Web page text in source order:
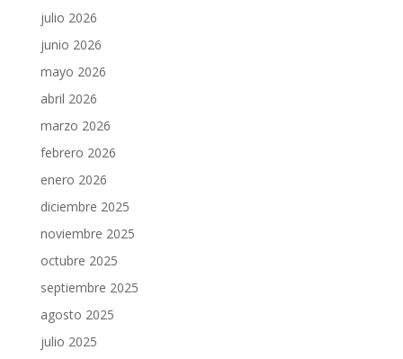
julio 2026
junio 2026
mayo 2026
abril 2026
marzo 2026
febrero 2026
enero 2026
diciembre 2025
noviembre 2025
octubre 2025
septiembre 2025
agosto 2025
julio 2025